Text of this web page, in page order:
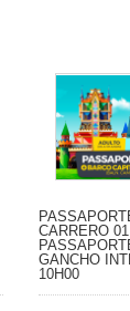
CARRERO
GANCHO
10H00